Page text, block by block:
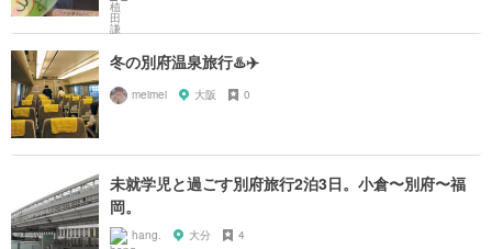
冬の別府温泉旅行♨️✈️
meimei 大阪 0
未就学児と過ごす別府旅行2泊3日。小倉〜別府〜福
岡。
hang. 大分 4